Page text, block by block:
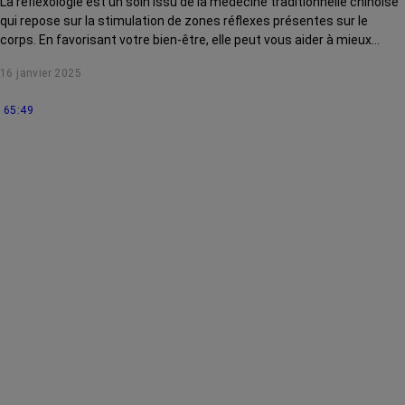
qui repose sur la stimulation de zones réflexes présentes sur le
corps. En favorisant votre bien-être, elle peut vous aider à mieux
Aujourd’hui, nous verrons comment elle pourrait aider notre système
agressions extérieures, souvent fragilisé par les traitements contre
16 janvier 2025
65:49